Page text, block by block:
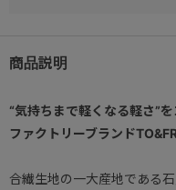
商品説明
“気持ちまで軽くなる軽さ”を
ファクトリーブランド
合繊生地の一大産地である